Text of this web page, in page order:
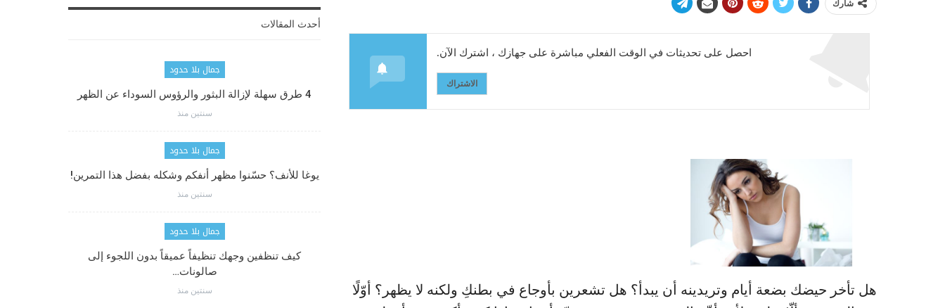
شارك
احصل على تحديثات في الوقت الفعلي مباشرة على جهازك ، اشترك الآن.
الاشتراك
هل تأخر حيضك بضعة أيام وتريدينه أن يبدأ؟ هل تشعرين بأوجاع في بطنكِ ولكنه لا يظهر؟ أوّلًا
أحدث المقالات
جمال بلا حدود
4 طرق سهلة لإزالة البثور والرؤوس السوداء عن الظهر
سنتين منذ
جمال بلا حدود
يوغا للأنف؟ حسّنوا مظهر أنفكم وشكله بفضل هذا التمرين!
سنتين منذ
جمال بلا حدود
كيف تنظفين وجهك تنظيفاً عميقاً بدون اللجوء إلى
صالونات…
سنتين منذ